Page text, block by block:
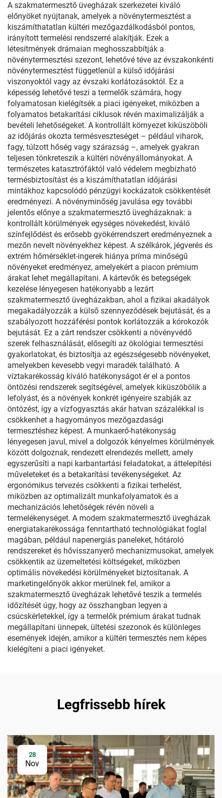
A szakmatermesztő üvegházak szerkezetei kiváló
előnyöket nyújtanak, amelyek a növénytermesztést a
kiszámíthatatlan kültéri mezőgazdálkodásból pontos,
irányított termelési rendszerré alakítják. Ezek a
létesítmények drámaian meghosszabbítják a
növénytermesztési szezont, lehetővé téve az évszakonkénti
növénytermesztést függetlenül a külső időjárási
viszonyoktól vagy az évszaki korlátozásoktól. Ez a
képesség lehetővé teszi a termelők számára, hogy
folyamatosan kielégítsék a piaci igényeket, miközben a
folyamatos betakarítási ciklusok révén maximalizálják a
bevételi lehetőségeket. A kontrollált környezet kiküszöböli
az időjárás okozta termésveszteséget – például viharok,
fagy, túlzott hőség vagy szárazság –, amelyek gyakran
teljesen tönkreteszik a kültéri növényállományokat. A
természetes katasztrófáktól való védelem megbízható
termésbiztosítást és a kiszámíthatatlan időjárási
mintákhoz kapcsolódó pénzügyi kockázatok csökkentését
eredményezi. A növényminőség javulása egy további
jelentős előnye a szakmatermesztő üvegházaknak: a
kontrollált körülmények egységes növekedést, kiváló
színfejlődést és erősebb gyökérrendszert eredményeznek a
mezőn nevelt növényekhez képest. A szélkárok, jégverés és
extrém hőmérséklet-ingerek hiánya príma minőségű
növényeket eredményez, amelyekért a piacon prémium
árakat lehet megállapítani. A kártevők és betegségek
kezelése lényegesen hatékonyabb a lezárt
szakmatermesztő üvegházakban, ahol a fizikai akadályok
megakadályozzák a külső szennyeződések bejutását, és a
szabályozott hozzáférési pontok korlátozzák a kórokozók
bejutását. Ez a zárt rendszer csökkenti a növényvédő
szerek felhasználását, elősegíti az ökológiai termesztési
gyakorlatokat, és biztosítja az egészségesebb növényeket,
amelyekben kevesebb vegyi maradék található. A
víztakarékosság kiváló hatékonyságot ér el a pontos
öntözési rendszerek segítségével, amelyek kiküszöbölik a
lefolyást, és a növények konkrét igényeire szabják az
öntözést, így a vízfogyasztás akár hatvan százalékkal is
csökkenhet a hagyományos mezőgazdasági
termesztéshez képest. A munkaerő-hatékonyság
lényegesen javul, mivel a dolgozók kényelmes körülmények
között dolgoznak, rendezett elrendezés mellett, amely
egyszerűsíti a napi karbantartási feladatokat, a áttelepítési
műveleteket és a betakarítási tevékenységeket. Az
ergonómikus tervezés csökkenti a fizikai terhelést,
miközben az optimalizált munkafolyamatok és a
mechanizációs lehetőségek révén növeli a
termelékenységet. A modern szakmatermesztő üvegházak
energiatakarékossága fenntartható technológiákat foglal
magában, például napenergiás paneleket, hőtároló
rendszereket és hővisszanyerő mechanizmusokat, amelyek
csökkentik az üzemeltetési költségeket, miközben
optimális növekedési körülményeket biztosítanak. A
marketingelőnyök akkor merülnek fel, amikor a
szakmatermesztő üvegházak lehetővé teszik a termelés
időzítését úgy, hogy az összhangban legyen a
csúcskérletekkel, így a termelők prémium árakat tudnak
megállapítani ünnepek, ültetési szezonok és különleges
események idején, amikor a kültéri termesztés nem képes
kielégíteni a piaci igényeket.
Legfrissebb hírek
28
Nov